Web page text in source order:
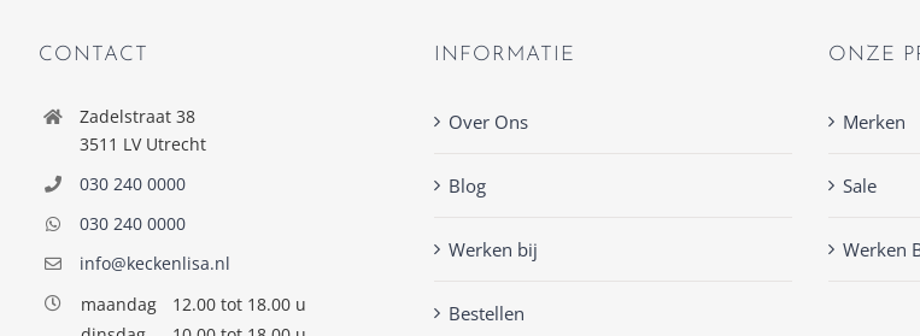
CONTACT
Zadelstraat 38
3511 LV Utrecht
030 240 0000
030 240 0000
info@keckenlisa.nl
maandag
12.00 tot 18.00 u
INFORMATIE
Over Ons
Blog
Werken bij
Bestellen
ONZE
Merken
Sale
Werken